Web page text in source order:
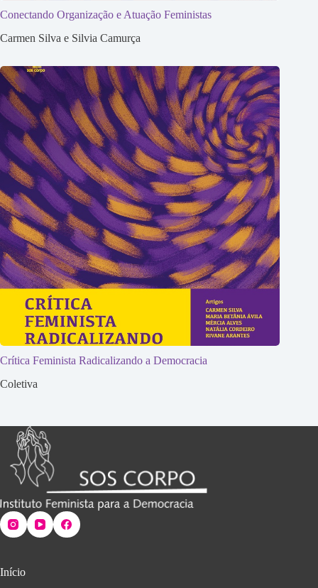
Conectando Organização e Atuação Feministas
Carmen Silva e Silvia Camurça
Crítica Feminista Radicalizando a Democracia
Coletiva
Início